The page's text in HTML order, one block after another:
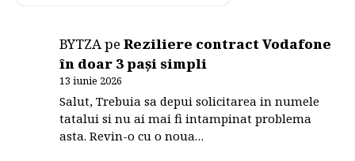
BYTZApeReziliere contract Vodafone
în doar 3 pași simpli
13 iunie 2026
Salut, Trebuia sa depui solicitarea in numele
tatalui si nu ai mai fi intampinat problema
asta. Revin-o cu o noua…